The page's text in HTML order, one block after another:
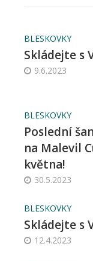
BLESKOVKY
Skládejte s
9.6.2023
BLESKOVKY
Poslední
na Malevil
května!
30.5.2023
BLESKOVKY
Skládejte s
12.4.2023